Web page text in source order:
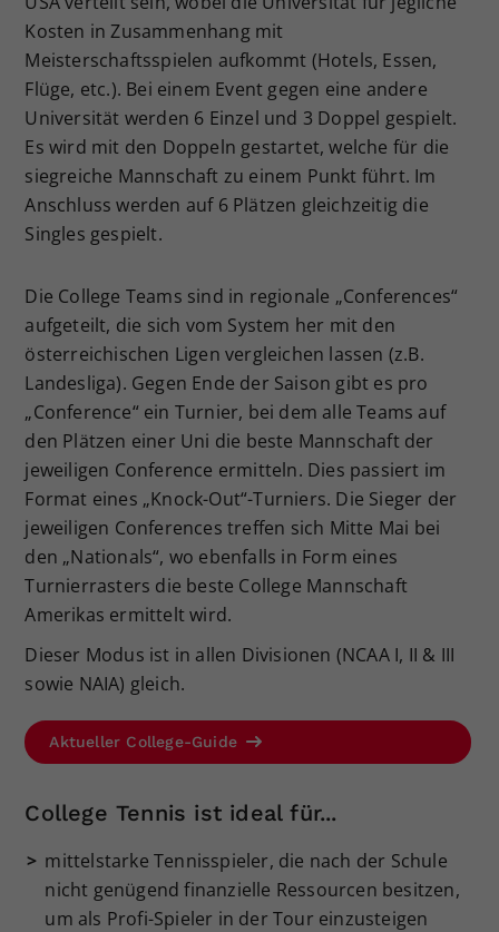
Kosten in Zusammenhang mit
Meisterschaftsspielen aufkommt (Hotels, Essen,
Flüge, etc.). Bei einem Event gegen eine andere
Universität werden 6 Einzel und 3 Doppel gespielt.
Es wird mit den Doppeln gestartet, welche für die
siegreiche Mannschaft zu einem Punkt führt. Im
Anschluss werden auf 6 Plätzen gleichzeitig die
Singles gespielt.
Die College Teams sind in regionale „Conferences“
aufgeteilt, die sich vom System her mit den
österreichischen Ligen vergleichen lassen (z.B.
Landesliga). Gegen Ende der Saison gibt es pro
„Conference“ ein Turnier, bei dem alle Teams auf
den Plätzen einer Uni die beste Mannschaft der
jeweiligen Conference ermitteln. Dies passiert im
Format eines „Knock-Out“-Turniers. Die Sieger der
jeweiligen Conferences treffen sich Mitte Mai bei
den „Nationals“, wo ebenfalls in Form eines
Turnierrasters die beste College Mannschaft
Amerikas ermittelt wird.
Dieser Modus ist in allen Divisionen (NCAA I, II & III
sowie NAIA) gleich.
Aktueller College-Guide
College Tennis ist ideal für...
mittelstarke Tennisspieler, die nach der Schule
nicht genügend finanzielle Ressourcen besitzen,
um als Profi-Spieler in der Tour einzusteigen